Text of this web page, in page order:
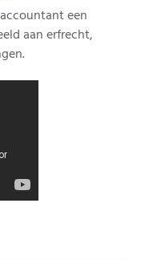
een
aan erfrecht,